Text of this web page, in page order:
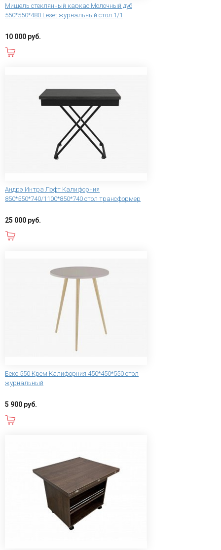
Мишель стеклянный каркас Молочный дуб
550*550*480 Leset журнальный стол 1/1
10 000 руб.
Андрэ Интра Лофт Калифорния
850*550*740/1100*850*740 стол трансформер
25 000 руб.
Бекс 550 Крем Калифорния 450*450*550 стол
журнальный
5 900 руб.